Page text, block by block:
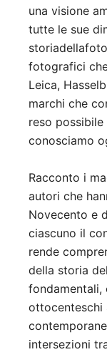
una visione
tutte le sue
fotografici
Leica,
marchi che
reso
conosciamo
Racconto i
autori che
Novecento e
ciascuno il
rende
della storia
fondamentali,
ottocenteschi
intersezioni